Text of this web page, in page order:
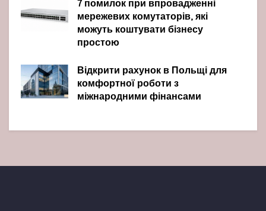
7 помилок при впровадженні
мережевих комутаторів, які
можуть коштувати бізнесу
простою
Відкрити рахунок в Польщі для
комфортної роботи з
міжнародними фінансами